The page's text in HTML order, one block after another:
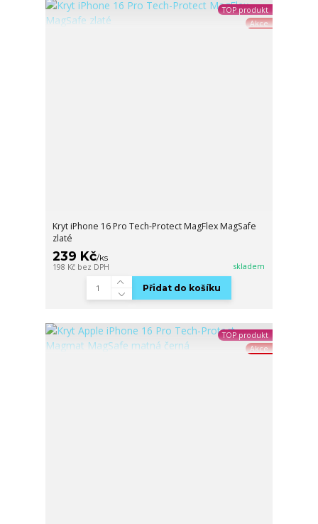
TOP produkt
Akce
Kryt iPhone 16 Pro Tech-Protect MagFlex MagSafe
zlaté
239 Kč/ks
198 Kč bez DPH skladem
Přidat do košíku
TOP produkt
Akce